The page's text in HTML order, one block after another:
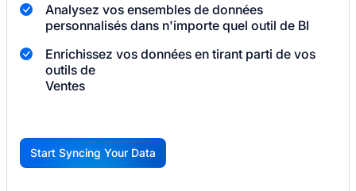
Analysez vos ensembles de données
personnalisés dans n'importe quel outil de BI
Enrichissez vos données en tirant parti de vos
outils de
Ventes
G
Start Syncing Your Data